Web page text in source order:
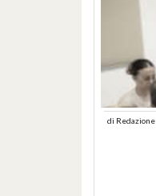
di Redazione